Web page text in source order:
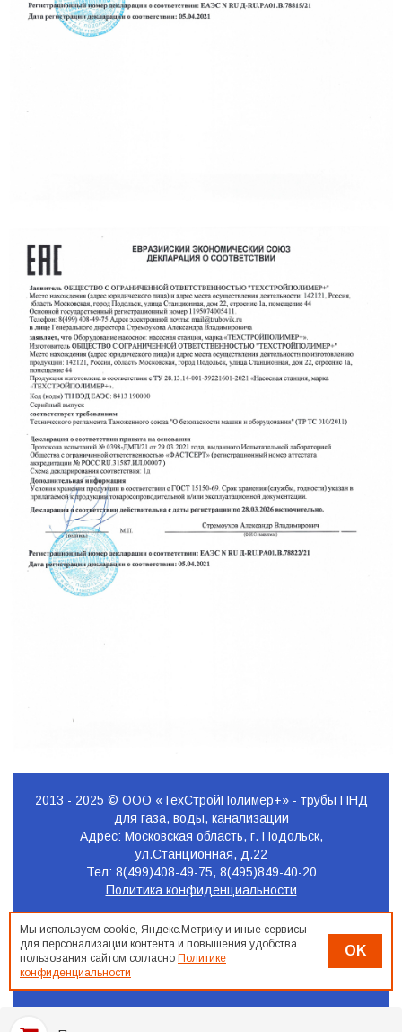
2013 - 2025 © ООО «ТехСтройПолимер+» - трубы ПНД
для газа, воды, канализации
Адрес: Московская область, г. Подольск,
ул.Станционная, д.22
Тел: 8(499)408-49-75, 8(495)849-40-20
Политика конфиденциальности
Продвижение
сайта
Seo-
Мы используем cookie, Яндекс.Метрику и иные сервисы
для персонализации контента и повышения удобства
пользования сайтом согласно Политике
конфиденциальности
OK